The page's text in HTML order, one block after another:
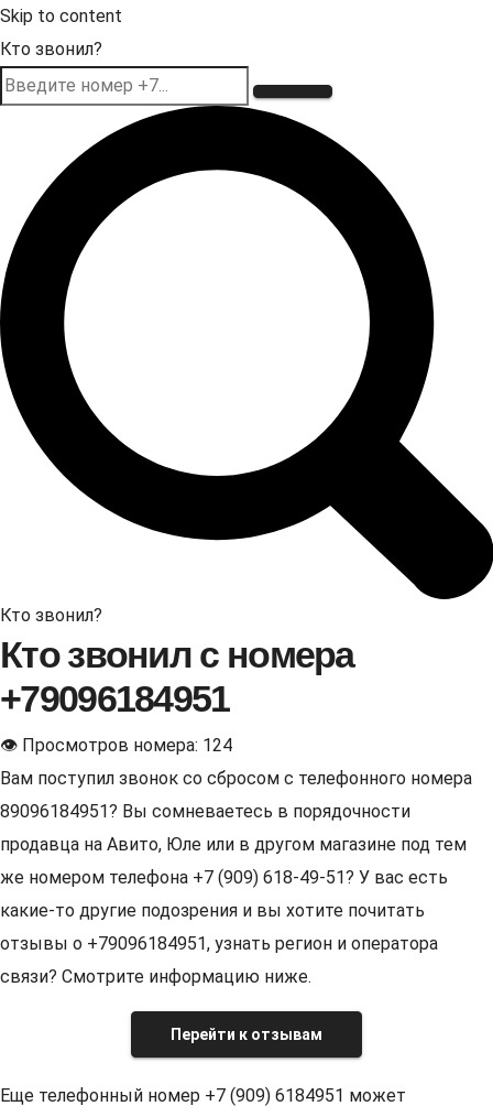
Skip to content
Кто звонил?
Кто звонил?
Кто звонил с номера
+79096184951
👁 Просмотров номера: 124
Вам поступил звонок со сбросом с телефонного номера
89096184951? Вы сомневаетесь в порядочности
продавца на Авито, Юле или в другом магазине под тем
же номером телефона +7 (909) 618-49-51? У вас есть
какие-то другие подозрения и вы хотите почитать
отзывы о +79096184951, узнать регион и оператора
связи? Смотрите информацию ниже.
Перейти к отзывам
Еще телефонный номер +7 (909) 6184951 может